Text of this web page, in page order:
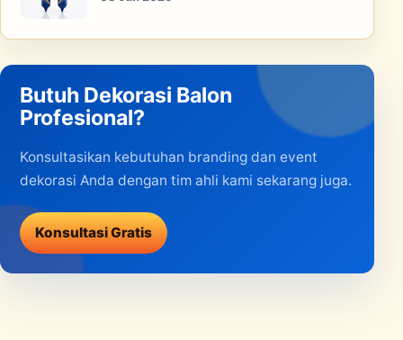
Butuh Dekorasi Balon
Profesional?
Konsultasikan kebutuhan branding dan event
dekorasi Anda dengan tim ahli kami sekarang juga.
Konsultasi Gratis